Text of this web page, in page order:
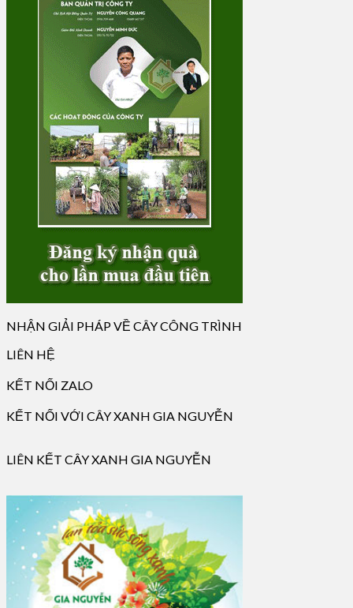
NHẬN GIẢI PHÁP VỀ CÂY CÔNG TRÌNH
LIÊN HỆ
KẾT NỐI ZALO
KẾT NỐI VỚI CÂY XANH GIA NGUYỄN
LIÊN KẾT CÂY XANH GIA NGUYỄN